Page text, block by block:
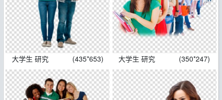
大学生 研究 (435*653) 大学生 研究 (350*247)